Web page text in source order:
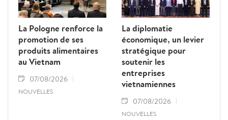
La Pologne renforce la
promotion de ses
produits alimentaires
au Vietnam
07/08/2026
NOUVELLES
La diplomatie
économique, un levier
stratégique pour
soutenir les
entreprises
vietnamiennes
07/08/2026
NOUVELLES